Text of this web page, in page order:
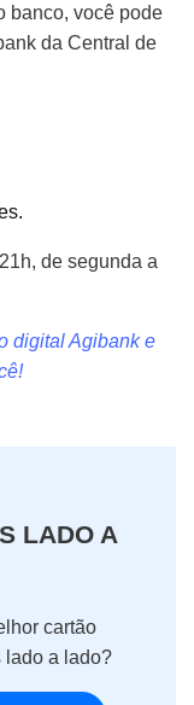
banco, você pode
da Central de
de segunda a
digital Agibank e
LADO A
cartão
lado a lado?